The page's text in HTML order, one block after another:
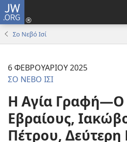
JW.ORG
Σο Νεβό Ισί
6 ΦΕΒΡΟΥΑΡΙΟΥ 2025
ΣΟ ΝΕΒΟ ΙΣΙ
Η Αγία Γραφή—Ο
Εβραίους,
Πέτρου, Δεύτερη